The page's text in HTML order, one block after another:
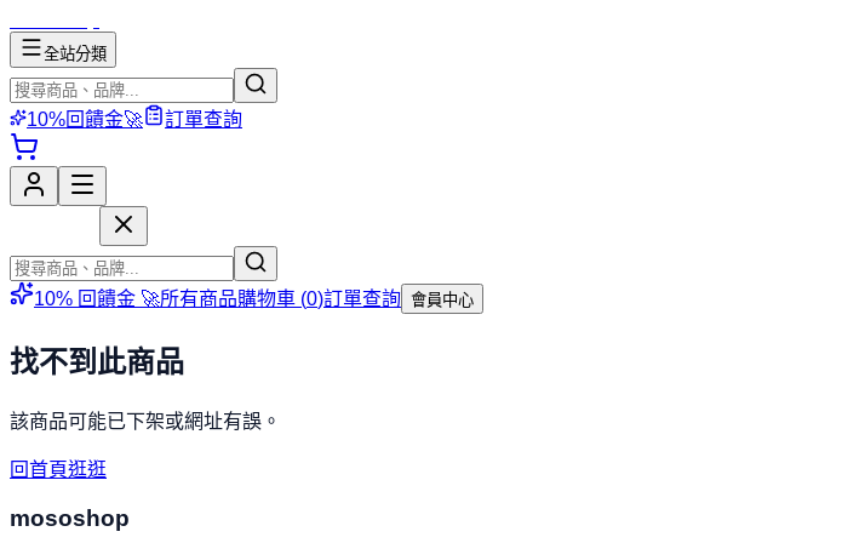
全站分類
10%回饋金🚀 訂單查詢
10% 回饋金 🚀所有商品購物車 (0)訂單查詢 會員中心
找不到此商品
該商品可能已下架或網址有誤。
回首頁逛逛
mososhop